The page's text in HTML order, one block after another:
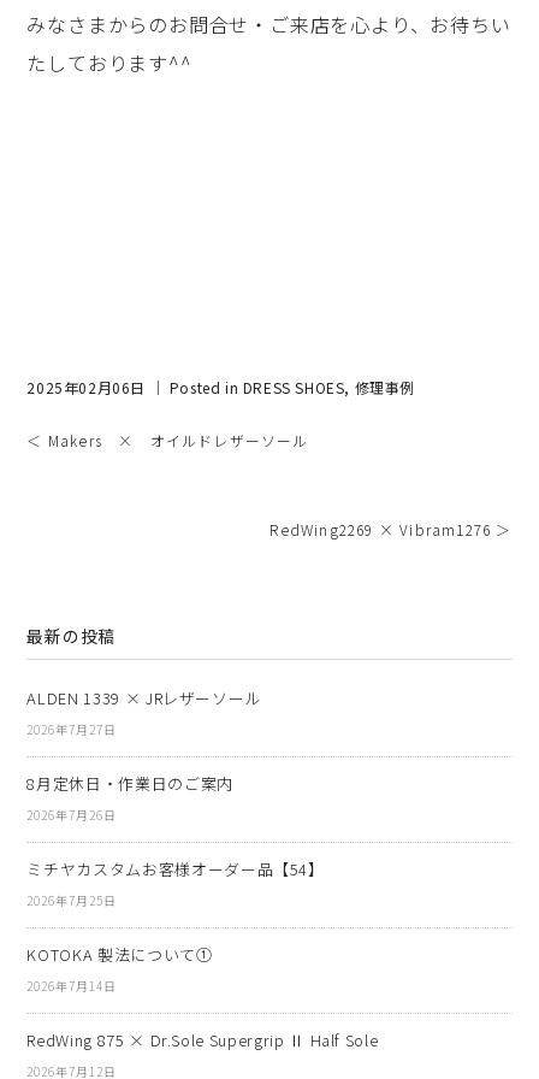
みなさまからのお問合せ・ご来店を心より、お待ちい
たしております^^
2025年02月06日 ｜ Posted in DRESS SHOES, 修理事例
＜ Makers × オイルドレザーソール
RedWing2269 × Vibram1276 ＞
最新の投稿
ALDEN 1339 × JRレザーソール
2026年7月27日
8月定休日・作業日のご案内
2026年7月26日
ミチヤカスタムお客様オーダー品【54】
2026年7月25日
KOTOKA 製法について①
2026年7月14日
RedWing 875 × Dr.Sole Supergrip Ⅱ Half Sole
2026年7月12日